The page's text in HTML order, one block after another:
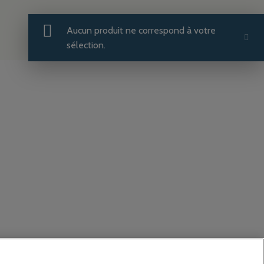
Aucun produit ne correspond à votre
sélection.